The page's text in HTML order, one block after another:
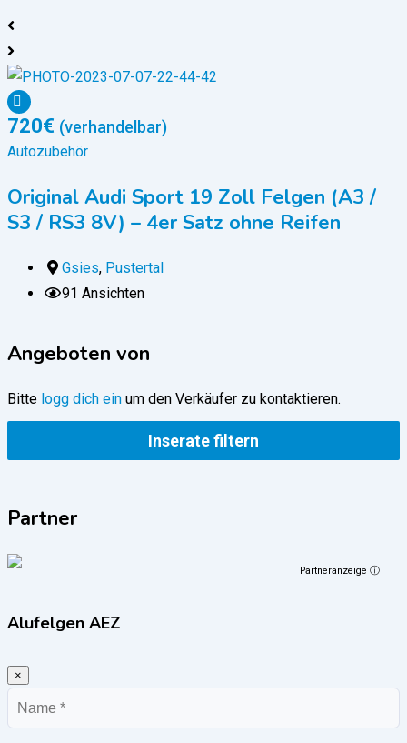
720€ (verhandelbar)
Autozubehör
Original Audi Sport 19 Zoll Felgen (A3 /
S3 / RS3 8V) – 4er Satz ohne Reifen
Gsies, Pustertal
91 Ansichten
Angeboten von
Bitte logg dich ein um den Verkäufer zu kontaktieren.
Inserate filtern
Partner
Partneranzeige ⓘ
Alufelgen AEZ
×
Name